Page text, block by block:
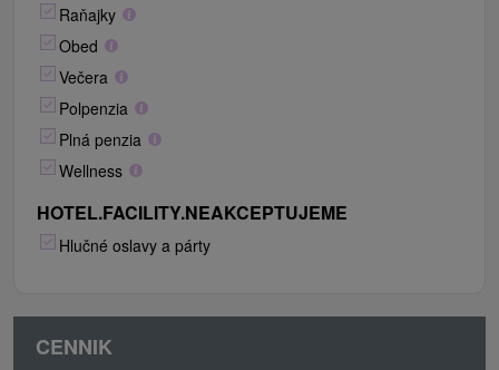
Raňajky
Obed
Večera
Polpenzia
Plná penzia
Wellness
HOTEL.FACILITY.NEAKCEPTUJEME
Hlučné oslavy a párty
CENNIK